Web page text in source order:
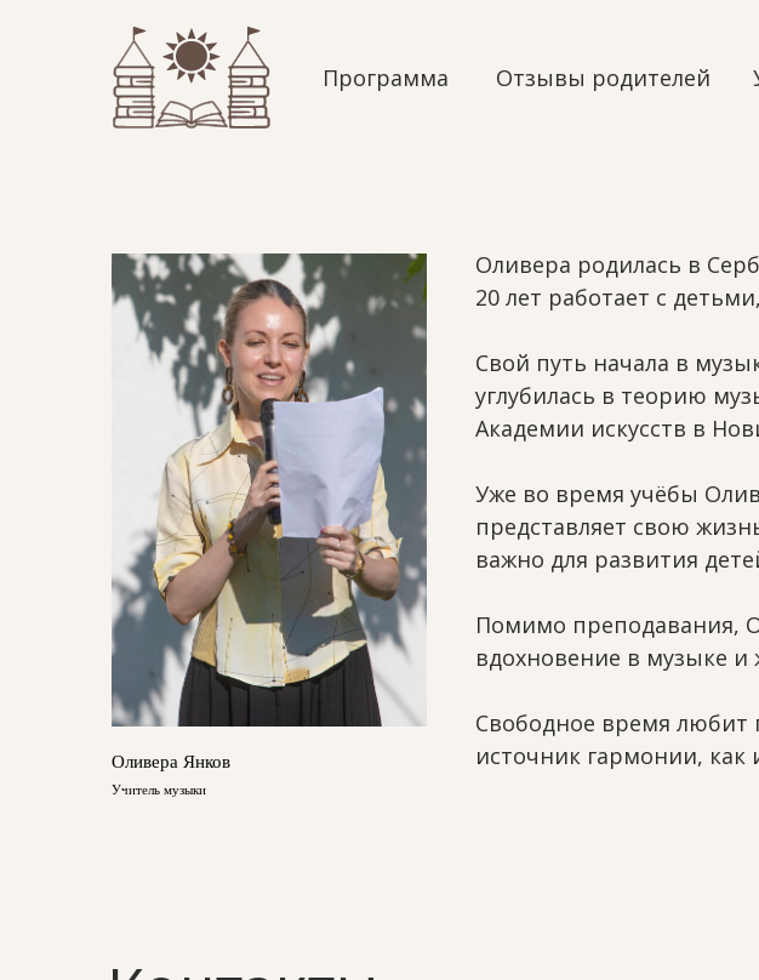
Программа Отзывы родителей
Оливера Янков
Учитель музыки
Оливера родилась в
20 лет работает с
Свой путь начала в
углубилась в теорию
Академии искусств в
Уже во время учёбы
представляет свою
важно для развития
Помимо преподавания,
вдохновение в музыке
Свободное время
источник гармонии, как